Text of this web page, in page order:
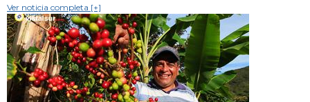
Ver noticia completa [+]